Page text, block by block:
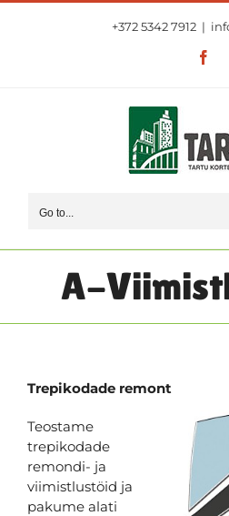
Skip
+372 5342 7912 |
Go to...
A-
Trepikodade remont
Teostame
trepikodade
remondi- ja
viimistlustöid ja
pakume alati